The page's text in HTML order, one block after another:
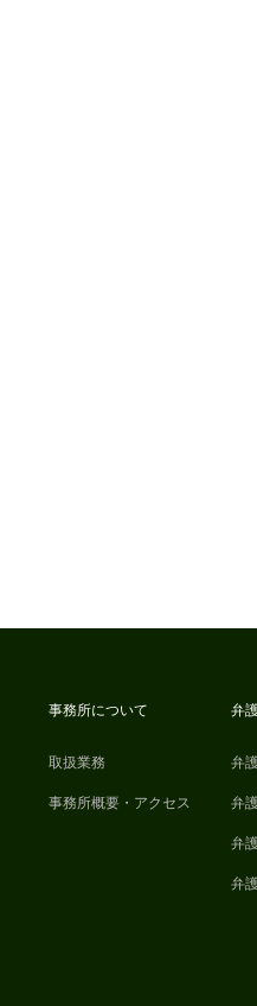
事務所について
取扱業務
事務所概要・アクセス
弁
弁
弁
弁
弁